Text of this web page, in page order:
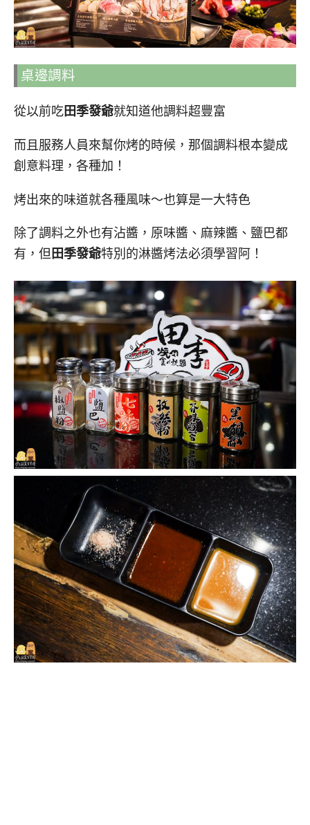
桌邊調料
從以前吃田季發爺就知道他調料超豐富
而且服務人員來幫你烤的時候，那個調料根本變成
創意料理，各種加！
烤出來的味道就各種風味～也算是一大特色
除了調料之外也有沾醬，原味醬、麻辣醬、鹽巴都
有，但 田季發爺特別的淋醬烤法必須學習阿！